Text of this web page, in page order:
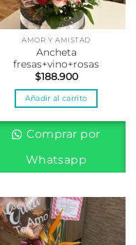
AMOR Y AMISTAD
Ancheta
fresas+vino+rosas
$188.900
Añadir al carrito
Comprar por
Whatsapp